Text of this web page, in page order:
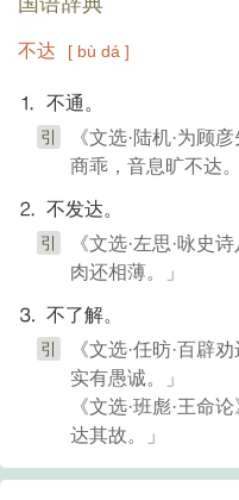
不达 [ bù dá ]
⒈ 不通。
引
《文选·陆机·为顾
商乖，音息旷不达。
⒉ 不发达。
引
《文选·左思·咏史
肉还相薄。」
⒊ 不了解。
引
《文选·任昉·百辟
实有愚诚。」
《文选·班彪·王命
达其故。」